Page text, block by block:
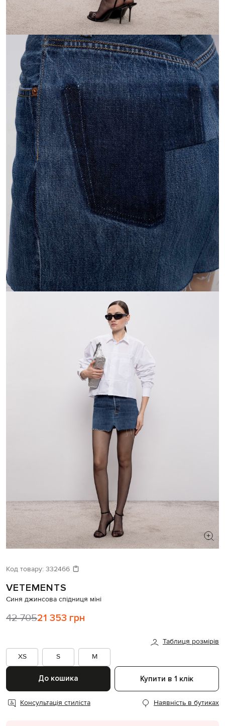
Давайте підберемо щось ще
Схожі товари
Код товару: 332466
VETEMENTS
Синя джинсова спідниця міні
42 70521 353 грн
Таблиця розмірів
XS
S M
До кошика Купити в 1 клік
Консультація стиліста Наявність в бутиках